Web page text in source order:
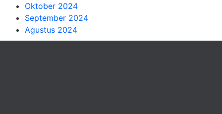
Oktober 2024
September 2024
Agustus 2024